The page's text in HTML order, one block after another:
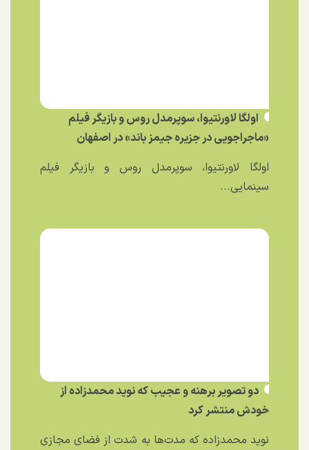
اولگا لاورنتیوا، سوپرمدل روس و بازیگر فیلم
«ماجراجویی در جزیره جیمز باند» در اصفهان
اولگا لاورنتیوا، سوپرمدل روس و بازیگر فیلم
سینمایی...
دو تصویر برهنه و عجیب که نوید محمدزاده از
خودش منتشر کرد
نوید محمدزاده که مدت‌ها به شدت از فضای مجازی